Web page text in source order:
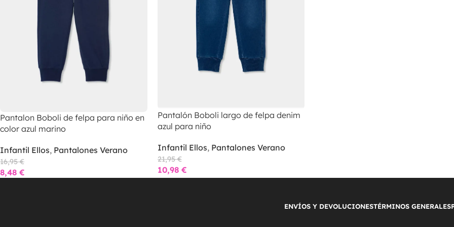
Pantalon Boboli de felpa para niño en
color azul marino
Infantil Ellos, Pantalones Verano
16,95€
8,48 €
Pantalón Boboli largo de felpa denim
azul para niño
Infantil Ellos, Pantalones Verano
21,95€
10,98 €
ENVÍOS Y DEVOLUCIONESTÉRMINOS GENERALES